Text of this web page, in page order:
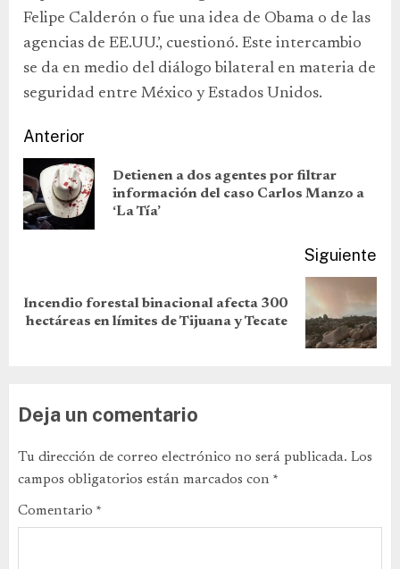
Felipe Calderón o fue una idea de Obama o de las
agencias de EE.UU.’, cuestionó. Este intercambio
se da en medio del diálogo bilateral en materia de
seguridad entre México y Estados Unidos.
Anterior
Detienen a dos agentes por filtrar
información del caso Carlos Manzo a
‘La Tía’
Siguiente
Incendio forestal binacional afecta 300
hectáreas en límites de Tijuana y Tecate
Deja un comentario
Tu dirección de correo electrónico no será publicada. Los
campos obligatorios están marcados con *
Comentario *